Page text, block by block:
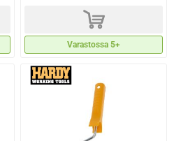
d
Varastossa 5+